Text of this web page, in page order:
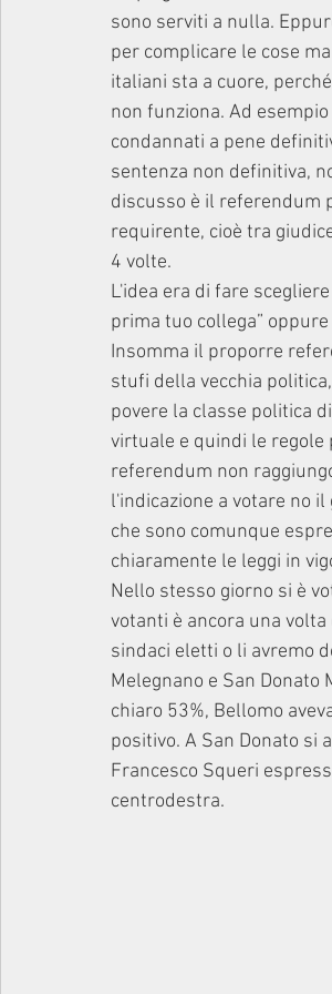
sono serviti a nulla.
per complicare le cose
italiani sta a cuore,
non funziona. Ad
condannati a pene
sentenza non definitiva,
discusso è il referendum
requirente, cioè tra
4 volte.
L'idea era di fare
prima tuo collega”
Insomma il proporre
stufi della vecchia
povere la classe politica
virtuale e quindi le regole
referendum non
l'indicazione a votare no
che sono comunque
chiaramente le leggi in
Nello stesso giorno si è
votanti è ancora una
sindaci eletti o li avremo
Melegnano e San
chiaro 53%, Bellomo
positivo. A San Donato si
Francesco Squeri
centrodestra.